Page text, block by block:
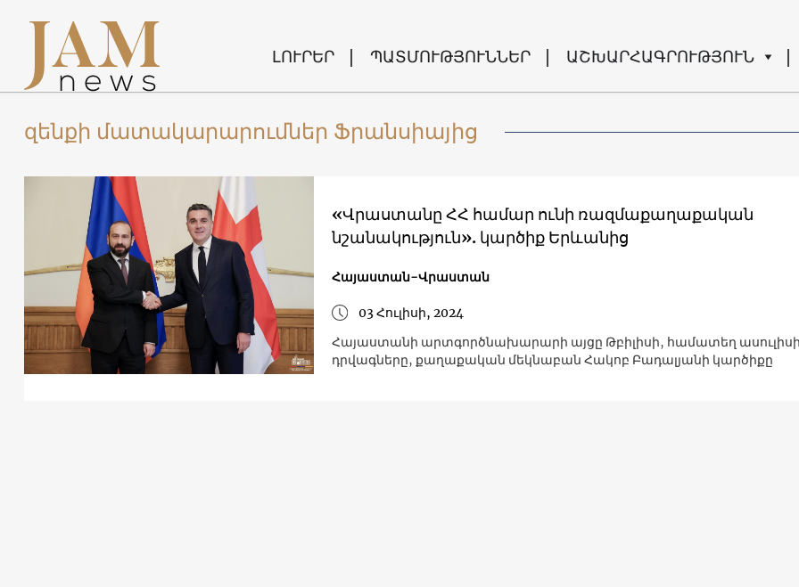
ԼՈՒՐԵՐ ՊԱՏՄՈՒԹՅՈՒՆՆԵՐ ԱՇԽԱՐՀԱԳՐՈՒԹՅՈՒՆ
զենքի մատակարարումներ Ֆրանսիայից
«Վրաստանը ՀՀ համար ունի ռազմաքաղաքական
նշանակություն». կարծիք Երևանից
Հայաստան-Վրաստան
03 Հուլիսի, 2024
Հայաստանի արտգործնախարարի այցը Թբիլիսի, համատեղ
դրվագները, քաղաքական մեկնաբան Հակոբ Բադալյանի կարծիքը